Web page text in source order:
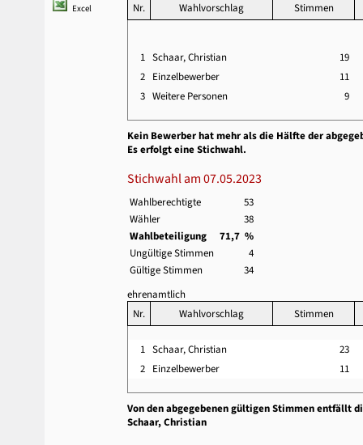
Excel
Nr.
Wahlvorschlag Stimmen
1 Schaar, Christian
19
2 Einzelbewerber
11
3 Weitere Personen 9
Kein Bewerber hat mehr als die Hälfte der
Es erfolgt eine Stichwahl.
Stichwahl am 07.05.2023
Wahlberechtigte
53
Wähler
38
Wahlbeteiligung
71,7 %
Ungültige Stimmen
4
Gültige Stimmen
34
ehrenamtlich
Nr.
Wahlvorschlag Stimmen
1 Schaar, Christian
23
2 Einzelbewerber 11
Von den abgegebenen gültigen Stimmen entfällt
Schaar, Christian